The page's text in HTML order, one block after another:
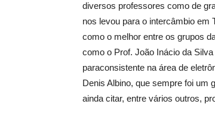
diversos professores como de
nos levou para o intercâmbio em
como o melhor entre os grupos
como o Prof. João Inácio da
paraconsistente na área de
Denis Albino, que sempre foi um
ainda citar, entre vários outros,